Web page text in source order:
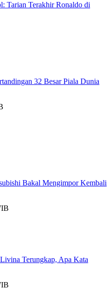
Tarian Terakhir Ronaldo di
32 Besar Piala Dunia
Bakal Mengimpor Kembali
Terungkap, Apa Kata